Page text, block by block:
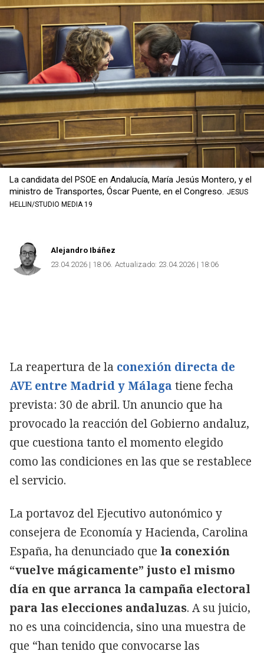
Copiar
La candidata del PSOE en Andalucía, María Jesús Montero, y el
ministro de Transportes, Óscar Puente, en el Congreso. JESUS
HELLIN/STUDIO MEDIA 19
Alejandro Ibáñez
23.04.2026 | 18:06 Actualizado: 23.04.2026 | 18:06
La reapertura de la conexión directa de
AVE entre Madrid y Málaga tiene fecha
prevista: 30 de abril. Un anuncio que ha
provocado la reacción del Gobierno andaluz,
que cuestiona tanto el momento elegido
como las condiciones en las que se restablece
el servicio.
La portavoz del Ejecutivo autonómico y
consejera de Economía y Hacienda, Carolina
España, ha denunciado que la conexión
“vuelve mágicamente” justo el mismo
día en que arranca la campaña electoral
para las elecciones andaluzas. A su juicio,
no es una coincidencia, sino una muestra de
que “han tenido que convocarse las